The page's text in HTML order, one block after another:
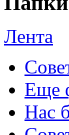
Лента
Еще
Нас